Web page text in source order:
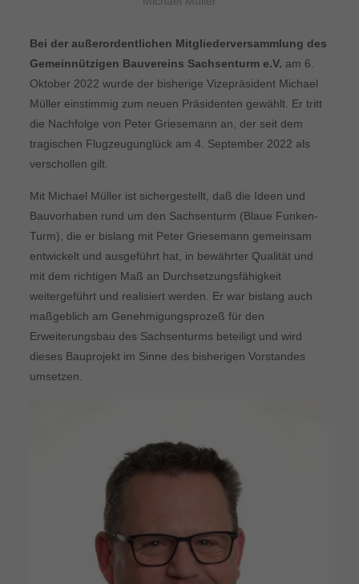
Bei der außerordentlichen Mitgliederversammlung des
Gemeinnützigen Bauvereins Sachsenturm e.V. am 6.
Oktober 2022 wurde der bisherige Vizepräsident Michael
Müller einstimmig zum neuen Präsidenten gewählt. Er tritt
die Nachfolge von Peter Griesemann an, der seit dem
tragischen Flugzeugunglück am 4. September 2022 als
verschollen gilt.
Mit Michael Müller ist sichergestellt, daß die Ideen und
Bauvorhaben rund um den Sachsenturm (Blaue Funken-
Turm), die er bislang mit Peter Griesemann gemeinsam
entwickelt und ausgeführt hat, in bewährter Qualität und
mit dem richtigen Maß an Durchsetzungsfähigkeit
weitergeführt und realisiert werden. Er war bislang auch
maßgeblich am Genehmigungsprozeß für den
Erweiterungsbau des Sachsenturms beteiligt und wird
dieses Bauprojekt im Sinne des bisherigen Vorstandes
umsetzen.